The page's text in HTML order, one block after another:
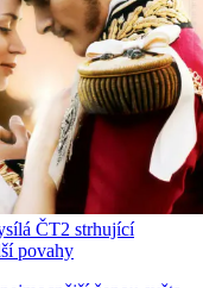
ČT2 strhující
povahy